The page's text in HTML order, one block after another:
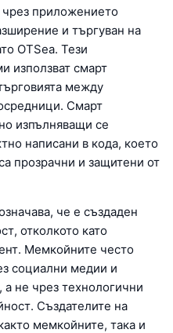
приложението
и търгуван на
OTSea. Тези
използват смарт
между
Смарт
изпълняващи се
написани в кода, което
прозрачни и защитени от
че е създаден
отколкото като
Мемкойните често
социални медии и
не чрез технологични
Създателите на
мемкойните, така и